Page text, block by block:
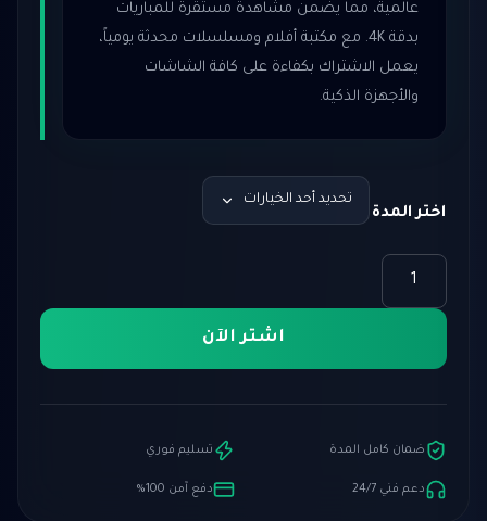
عالمية، مما يضمن مشاهدة مستقرة للمباريات
بدقة 4K. مع مكتبة أفلام ومسلسلات محدثة يومياً،
يعمل الاشتراك بكفاءة على كافة الشاشات
والأجهزة الذكية.
اختر المدة
كمية
فولتشر
اشتر الآن
ضمان كامل المدة تسليم فوري
دعم فني 24/7 دفع آمن 100%